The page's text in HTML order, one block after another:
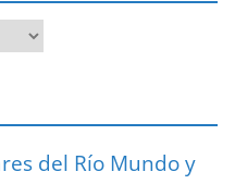
del Río Mundo y